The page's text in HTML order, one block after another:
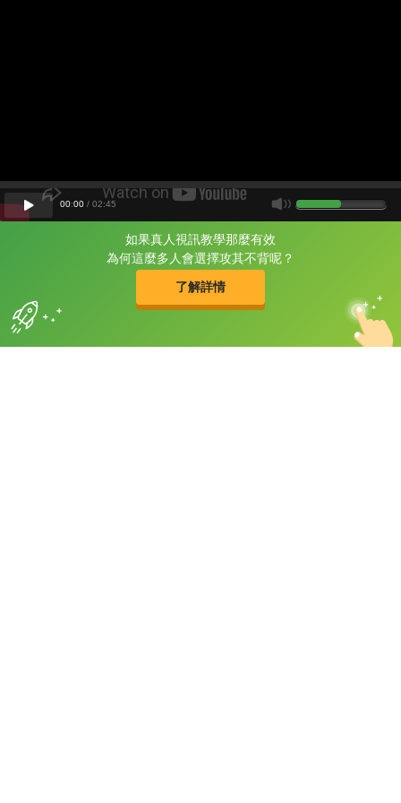
如果真人視訊教學那麼有效
為何這麼多人會選擇攻其不背呢？
了解詳情
片尾有
攻其不背
的品牌故事
00:00 / 02:45